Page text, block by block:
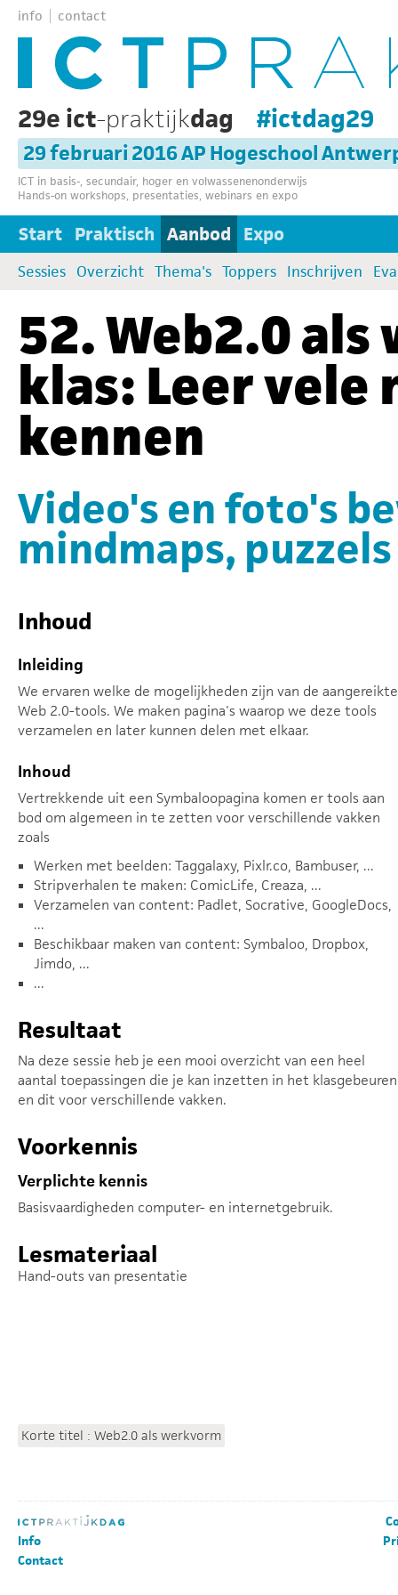
info contact
29e ict-praktijkdag #ictdag29
29 februari 2016 AP Hogeschool
ICT in basis-, secundair, hoger en volwassenenonderwijs
Hands-on workshops, presentaties, webinars en expo
Start Praktisch Aanbod Expo
Sessies Overzicht Thema's Toppers Inschrijven
52. Web2.0
klas: Leer vele
kennen
Video's en foto's
mindmaps,
Inhoud
Inleiding
We ervaren welke de mogelijkheden zijn van de aangereikte
Web 2.0-tools. We maken pagina's waarop we deze tools
verzamelen en later kunnen delen met elkaar.
Inhoud
Vertrekkende uit een Symbaloopagina komen er tools aan
bod om algemeen in te zetten voor verschillende vakken
zoals
Werken met beelden: Taggalaxy, Pixlr.co, Bambuser, ...
Stripverhalen te maken: ComicLife, Creaza, ...
Verzamelen van content: Padlet, Socrative, GoogleDocs,
...
Beschikbaar maken van content: Symbaloo, Dropbox,
Jimdo, ...
...
Resultaat
Na deze sessie heb je een mooi overzicht van een heel
aantal toepassingen die je kan inzetten in het klasgebeuren
en dit voor verschillende vakken.
Voorkennis
Verplichte kennis
Basisvaardigheden computer- en internetgebruik.
Lesmateriaal
Hand-outs van presentatie
Korte titel : Web2.0 als werkvorm
Info
Contact